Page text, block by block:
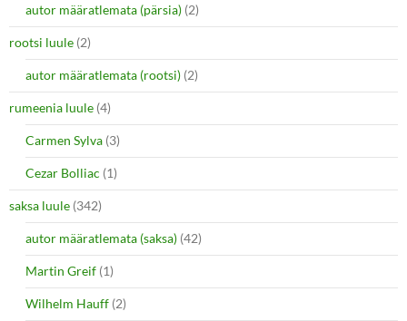
autor määratlemata (pärsia) (2)
rootsi luule (2)
autor määratlemata (rootsi) (2)
rumeenia luule (4)
Carmen Sylva (3)
Cezar Bolliac (1)
saksa luule (342)
autor määratlemata (saksa) (42)
Martin Greif (1)
Wilhelm Hauff (2)